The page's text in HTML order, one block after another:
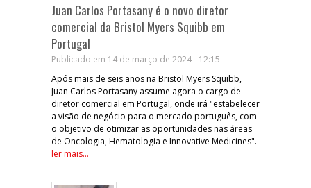
Juan Carlos Portasany é o novo diretor
comercial da Bristol Myers Squibb em
Portugal
Publicado em 14 de março de 2024 - 12:15
Após mais de seis anos na Bristol Myers Squibb,
Juan Carlos Portasany assume agora o cargo de
diretor comercial em Portugal, onde irá "estabelecer
a visão de negócio para o mercado português, com
o objetivo de otimizar as oportunidades nas áreas
de Oncologia, Hematologia e Innovative Medicines".
ler mais...